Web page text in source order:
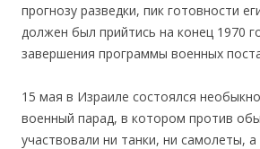
прогнозу разведки, пик готовности
должен был прийтись на конец 1970
завершения программы военных
15 мая в Израиле состоялся
военный парад, в котором против
участвовали ни танки, ни самолеты,